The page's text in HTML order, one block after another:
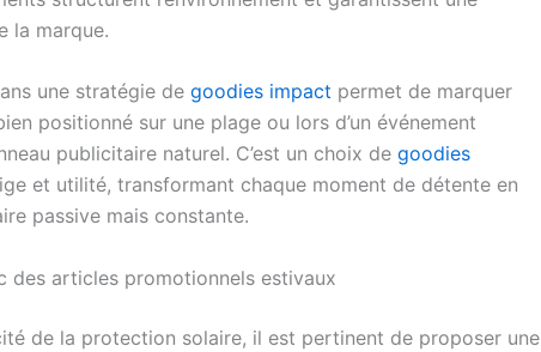
la marque.
une stratégie de goodies impact permet de marquer
positionné sur une plage ou lors d’un événement
publicitaire naturel. C’est un choix de goodies
et utilité, transformant chaque moment de détente en
passive mais constante.
des articles promotionnels estivaux
de la protection solaire, il est pertinent de proposer une